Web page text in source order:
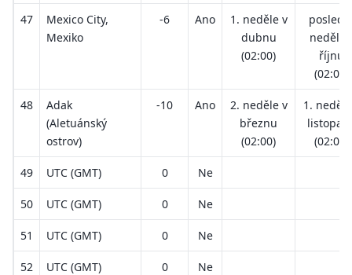
47
Mexico City,
Mexiko
-6 Ano
1. neděle v
dubnu
(02:00)
neděle
říjnu
(02:00)
48
Adak
(Aletuánský
ostrov)
-10 Ano
2. neděle v
březnu
(02:00)
1.
(02:00)
49 UTC (GMT) 0 Ne
50 UTC (GMT) 0 Ne
51 UTC (GMT) 0 Ne
52 UTC (GMT) 0 Ne